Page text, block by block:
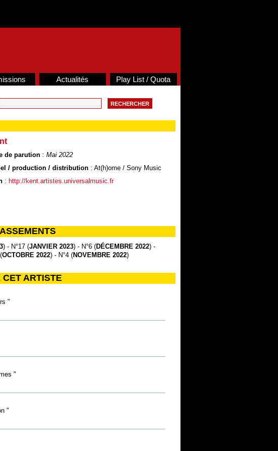
Actualités Play List / Quota
de parution: Mai 2022
/ production / distribution: At(h)ome / Sony Music
: http://kent.artistes.universalmusic.fr
) - N°17 (JANVIER 2023) - N°6 (DÉCEMBRE 2022) -
OCTOBRE 2022) - N°4 (NOVEMBRE 2022)
ARTISTE
"
"
"